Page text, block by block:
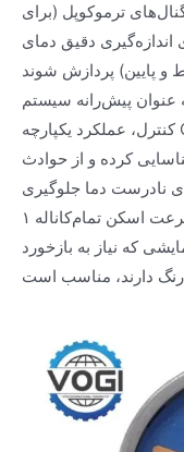
ترموکوپل (برای
اندازه‌گیری دقیق دمای
عنوان پیش‌رانه سیستم
کنترل، عملکرد یکپارچه OTD آن سد ایمنی کلیدی است که
کرده و از حوادث
نادرست دما جلوگیری
کند. سیستم‌های نیازمند بازرسی سریع: سرعت اسکن تمام‌کاناله ۱
که نیاز به بازخورد